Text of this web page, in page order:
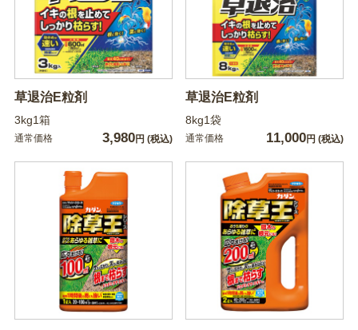
草退治E粒剤
3kg1箱
通常価格 3,980円 (税込)
草退治E粒剤
8kg1袋
通常価格 11,000円 (税込)